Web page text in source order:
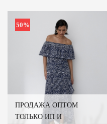
50%
ПРОДАЖА ОПТОМ
ТОЛЬКО ИП И